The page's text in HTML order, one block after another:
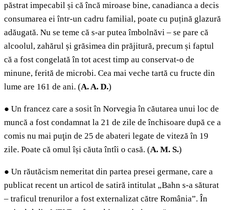
păstrat impecabil și că încă miroase bine, canadianca a decis
consumarea ei într-un cadru familial, poate cu puțină glazură
adăugată. Nu se teme că s-ar putea îmbolnăvi – se pare că
alcoolul, zahărul și grăsimea din prăjitură, precum și faptul
că a fost congelată în tot acest timp au conservat-o de
minune, ferită de microbi. Cea mai veche tartă cu fructe din
lume are 161 de ani. (A.A. D.)
● Un francez care a sosit în Norvegia în căutarea unui loc de
muncă a fost condamnat la 21 de zile de închisoare după ce a
comis nu mai puţin de 25 de abateri legate de viteză în 19
zile. Poate că omul își căuta întîi o casă. (A. M. S.)
● Un răutăcism nemeritat din partea presei germane, care a
publicat recent un articol de satiră intitulat „Bahn s-a săturat
– traficul trenurilor a fost externalizat către România”. În